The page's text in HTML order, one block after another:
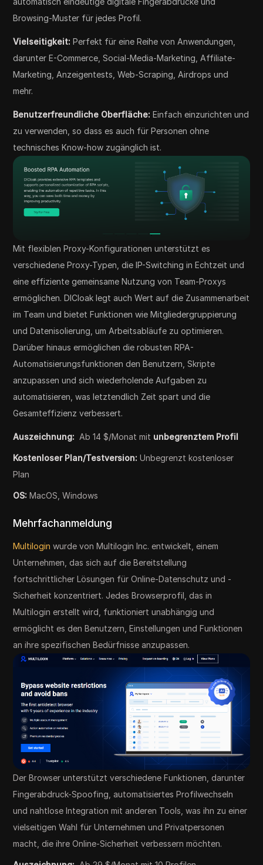
Browsing-Muster für jedes Profil.
Vielseitigkeit:Perfekt für eine Reihe von Anwendungen,
darunter E-Commerce, Social-Media-Marketing, Affiliate-
Marketing, Anzeigentests, Web-Scraping, Airdrops und
mehr.
Benutzerfreundliche Oberfläche: Einfach einzurichten und
zu verwenden, so dass es auch für Personen ohne
technisches Know-how zugänglich ist.
Mit flexiblen Proxy-Konfigurationen unterstützt es
verschiedene Proxy-Typen, die IP-Switching in Echtzeit und
eine effiziente gemeinsame Nutzung von Team-Proxys
ermöglichen. DICloak legt auch Wert auf die Zusammenarbeit
im Team und bietet Funktionen wie Mitgliedergruppierung
und Datenisolierung, um Arbeitsabläufe zu optimieren.
Darüber hinaus ermöglichen die robusten RPA-
Automatisierungsfunktionen den Benutzern, Skripte
anzupassen und sich wiederholende Aufgaben zu
automatisieren, was letztendlich Zeit spart und die
Gesamteffizienz verbessert.
Auszeichnung: Ab 14 $/Monat mit unbegrenztem Profil
Kostenloser Plan/Testversion: Unbegrenzt kostenloser
Plan
OS: MacOS, Windows
Mehrfachanmeldung
Multilogin wurde von Multilogin Inc. entwickelt, einem
Unternehmen, das sich auf die Bereitstellung
fortschrittlicher Lösungen für Online-Datenschutz und -
Sicherheit konzentriert. Jedes Browserprofil, das in
Multilogin erstellt wird, funktioniert unabhängig und
ermöglicht es den Benutzern, Einstellungen und Funktionen
an ihre spezifischen Bedürfnisse anzupassen.
Der Browser unterstützt verschiedene Funktionen, darunter
Fingerabdruck-Spoofing, automatisiertes Profilwechseln
und nahtlose Integration mit anderen Tools, was ihn zu einer
vielseitigen Wahl für Unternehmen und Privatpersonen
macht, die ihre Online-Sicherheit verbessern möchten.